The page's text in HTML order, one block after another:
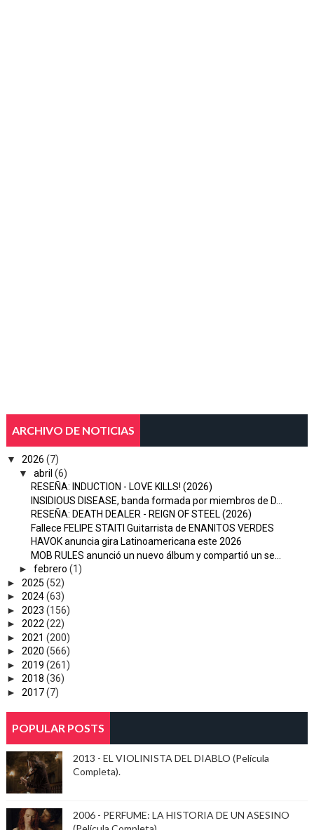
ARCHIVO DE NOTICIAS
▼ 2026 (7)
▼
abril (6)
RESEÑA: INDUCTION - LOVE KILLS! (2026)
INSIDIOUS DISEASE, banda formada por miembros de D...
RESEÑA: DEATH DEALER - REIGN OF STEEL (2026)
Fallece FELIPE STAITI Guitarrista de ENANITOS VERDES
HAVOK anuncia gira Latinoamericana este 2026
MOB RULES anunció un nuevo álbum y compartió un se...
► febrero (1)
► 2025 (52)
► 2024(63)
► 2023 (156)
► 2022 (22)
► 2021 (200)
► 2020 (566)
► 2019 (261)
► 2018 (36)
► 2017(7)
POPULAR POSTS
2013 - EL VIOLINISTA DEL DIABLO (Película
Completa).
2006 - PERFUME: LA HISTORIA DE UN ASESINO